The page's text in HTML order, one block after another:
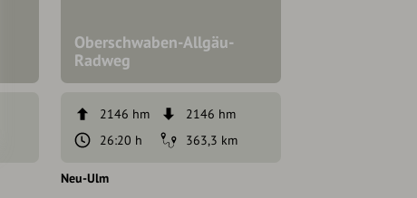
Oberschwaben-Allgäu-
Radweg
2146 hm
2146 hm
26:20 h
363,3 km
Neu-Ulm